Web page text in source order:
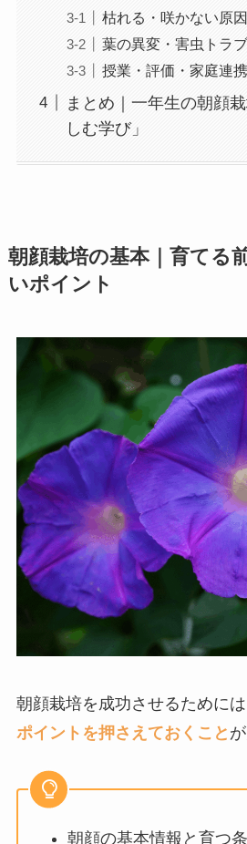
枯れる・咲かない原
葉の異変・害虫トラ
授業・評価・家庭連
まとめ｜一年生の朝顔
しむ学び」
朝顔栽培の基本｜育てる
いポイント
朝顔栽培を成功させるためには
ポイントを押さえておくこと
朝顔の基本情報と育つ